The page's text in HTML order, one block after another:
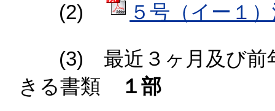
(2) ５号（イー１
(3) 最近３ヶ月及び前年
きる書類
１部